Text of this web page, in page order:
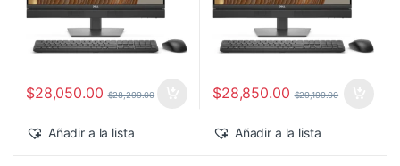
$28,050.00 $28,299.00
Añadir a la lista
$28,850.00 $29,199.00
Añadir a la lista